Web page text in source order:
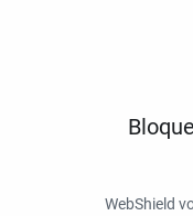
WebShield